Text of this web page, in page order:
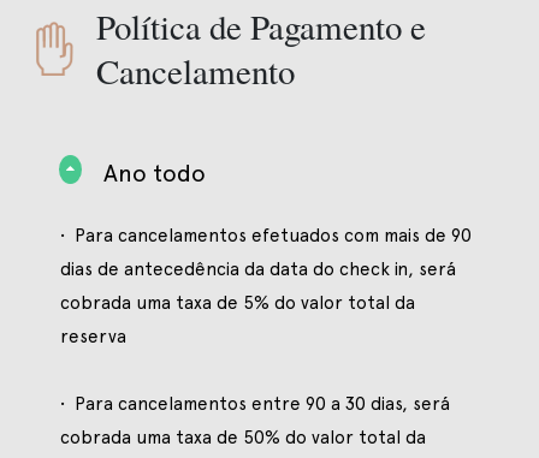
Política de Pagamento e
Cancelamento
Ano todo
• Para cancelamentos efetuados com mais de 90
dias de antecedência da data do check in, será
cobrada uma taxa de 5% do valor total da
reserva
• Para cancelamentos entre 90 a 30 dias, será
cobrada uma taxa de 50% do valor total da